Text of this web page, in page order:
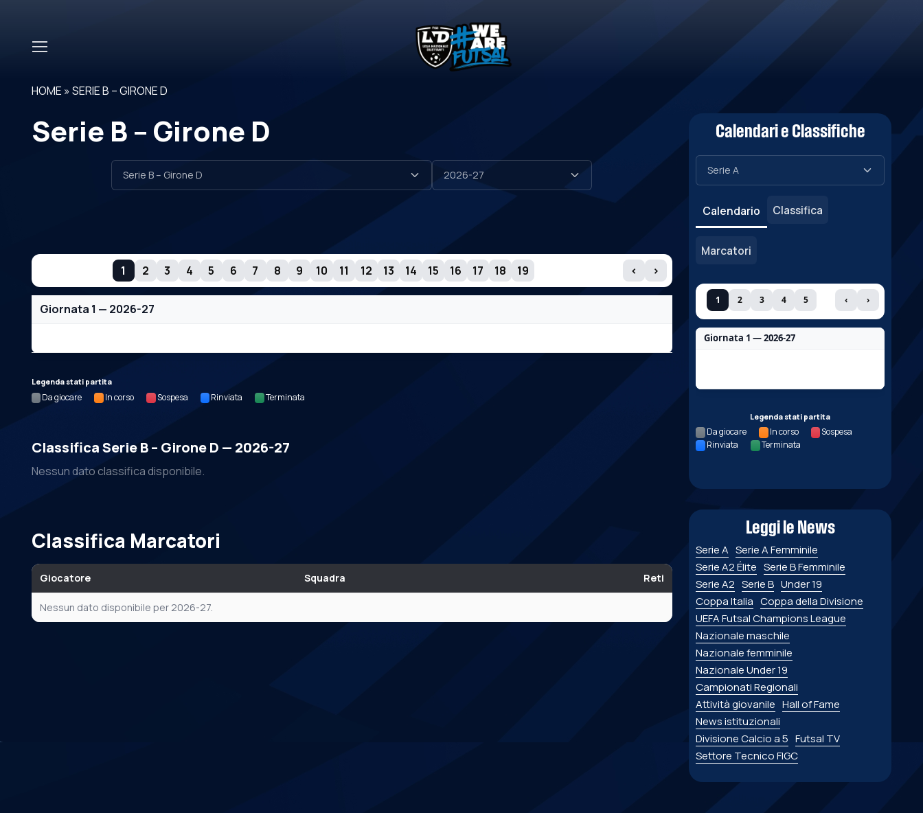
HOME »SERIE B – GIRONE D
Serie B – Girone D
1 2 3 4 5 6 7 8 9 10 11 12 13 14 15 16 17 18 19 ‹ ›
Giornata 1 — 2026-27
Legenda stati partita
Da giocare In corso Sospesa Rinviata Terminata
Classifica Serie B – Girone D — 2026-27
Nessun dato classifica disponibile.
Classifica Marcatori
Giocatore Squadra Reti
Nessun dato disponibile per 2026-27.
Calendari e Classifiche
Calendario Classifica
Marcatori
1 2 3 4 5 ‹ ›
Giornata 1 — 2026-27
Legenda stati partita
Da giocare In corso
Sospesa
Rinviata
Terminata
Leggi le News
Serie A Serie A Femminile
Serie A2 Élite Serie B Femminile
Serie A2 Serie B Under 19
Coppa Italia Coppa della Divisione
UEFA Futsal Champions League
Nazionale maschile
Nazionale femminile
Nazionale Under 19
Campionati Regionali
Attività giovanile Hall of Fame
News istituzionali
Divisione Calcio a 5 Futsal TV
Settore Tecnico FIGC